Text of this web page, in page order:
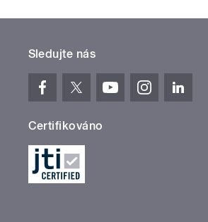
Sledujte nás
Certifikováno